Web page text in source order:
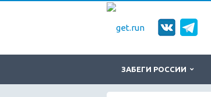
ЗАБЕГИ РОССИИ